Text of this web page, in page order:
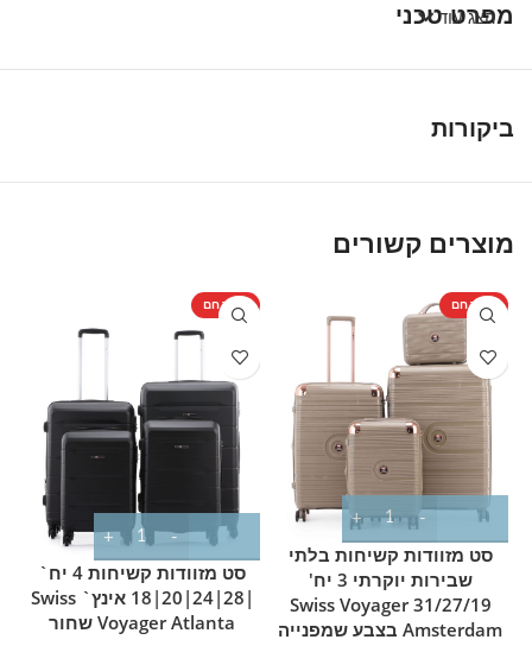
מפרט טכני
הצג עוד
ביקורות
מוצרים קשורים
מוצר חם
סט מזוודות קשיחות בלתי
שבירות יוקרתי 3 יח'
31/27/19 Swiss Voyager
Amsterdam בצבע שמפנייה
מוצר חם
סט מזוודות קשיחות 4 יח`
|28|24|20|18 אינץ` Swiss
Voyager Atlanta שחור